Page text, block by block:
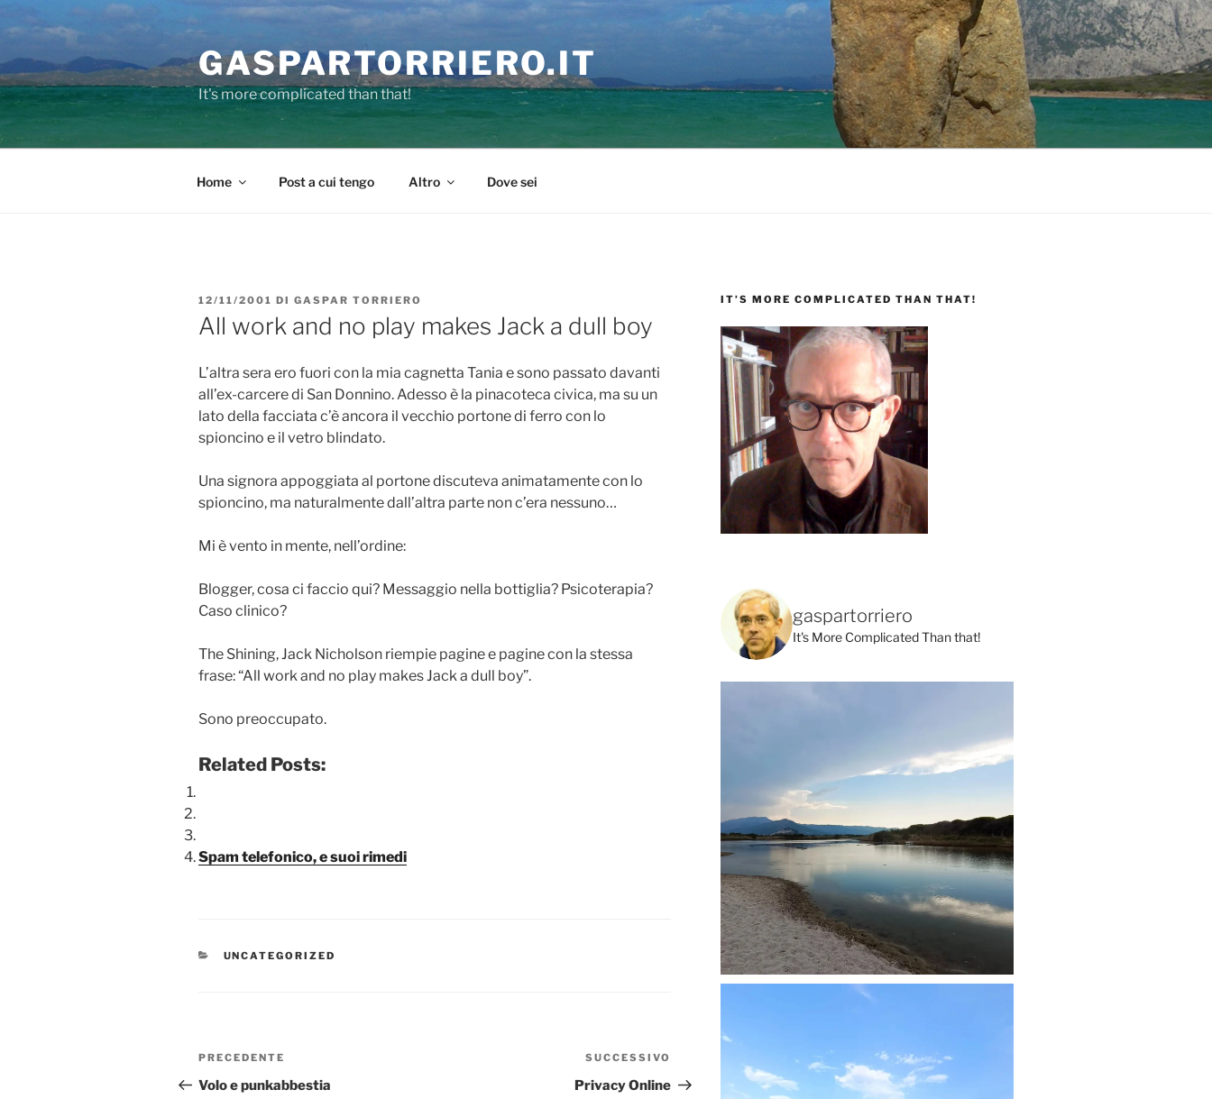
al
GASPARTORRIERO.IT
It's more complicated than that!
Home Post a cui tengo Altro Dove sei
PUBBLICATO
IL
12/11/2001 DI GASPAR TORRIERO
All work and no play makes Jack a dull boy
L’altra sera ero fuori con la mia cagnetta Tania e sono passato davanti
all’ex-carcere di San Donnino. Adesso è la pinacoteca civica, ma su un
lato della facciata c’è ancora il vecchio portone di ferro con lo
spioncino e il vetro blindato.
Una signora appoggiata al portone discuteva animatamente con lo
spioncino, ma naturalmente dall’altra parte non c’era nessuno…
Mi è vento in mente, nell’ordine:
Blogger, cosa ci faccio qui? Messaggio nella bottiglia? Psicoterapia?
Caso clinico?
The Shining, Jack Nicholson riempie pagine e pagine con la stessa
frase: “All work and no play makes Jack a dull boy”.
Sono preoccupato.
Related Posts:
Spam telefonico, e suoi rimedi
CATEGORIE
UNCATEGORIZED
Navigazione
articoli
Articolo
precedente:
PRECEDENTE
Volo e punkabbestia
successivo
SUCCESSIVO
Privacy Online
IT’S MORE COMPLICATED THAN THAT!
gaspartorriero
It's More Complicated Than that!